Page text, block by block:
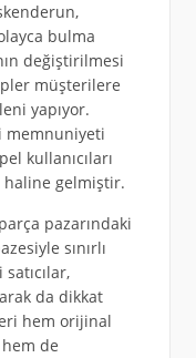
bulma
değiştirilmesi
müşterilere
yapıyor.
memnuniyeti
kullanıcıları
gelmiştir.
pazarındaki
sınırlı
da dikkat
hem orijinal
de